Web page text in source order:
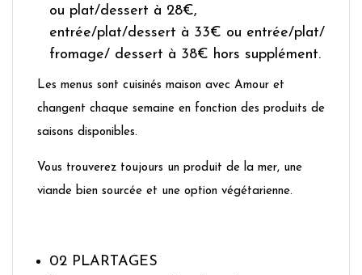
ou plat/dessert à 28€,
entrée/plat/dessert à 33€ ou entrée/plat/
fromage/ dessert à 38€ hors supplément.
Les menus sont cuisinés maison avec Amour et
changent chaque semaine en fonction des produits de
saisons disponibles.
Vous trouverez toujours un produit de la mer, une
viande bien sourcée et une option végétarienne.
02 PLARTAGES